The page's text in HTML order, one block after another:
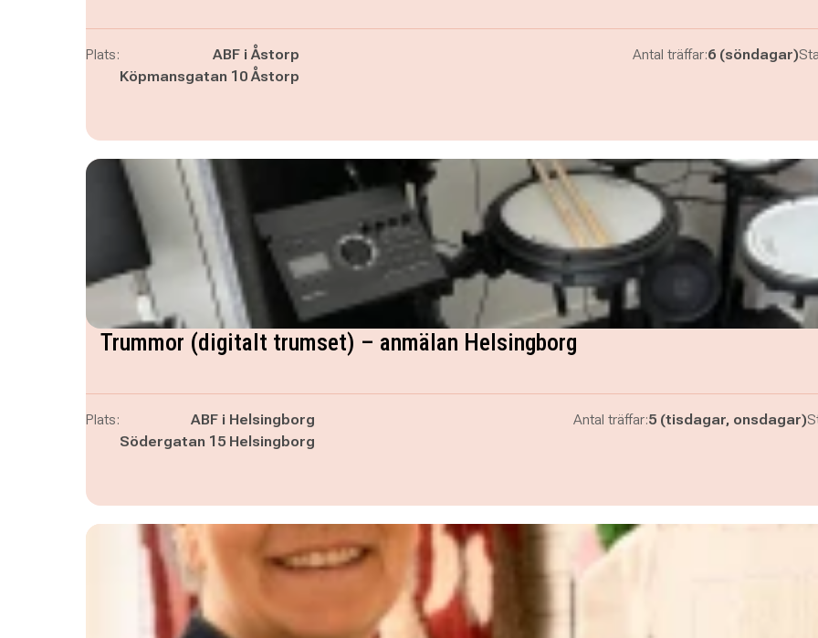
Plats:
ABF i Åstorp
Köpmansgatan 10 Åstorp
Antal träffar:6 (söndagar)
Trummor (digitalt trumset) – anmälan Helsingborg
Plats:
ABF i Helsingborg
Södergatan 15 Helsingborg
Antal träffar:5 (tisdagar, onsdagar)